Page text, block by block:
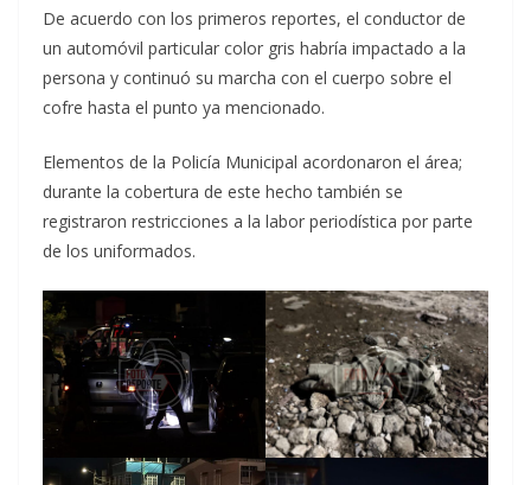
De acuerdo con los primeros reportes, el conductor de
un automóvil particular color gris habría impactado a la
persona y continuó su marcha con el cuerpo sobre el
cofre hasta el punto ya mencionado.
Elementos de la Policía Municipal acordonaron el área;
durante la cobertura de este hecho también se
registraron restricciones a la labor periodística por parte
de los uniformados.